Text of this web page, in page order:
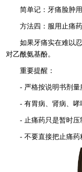
简单记：牙痛脸肿
方法四：服用止痛
如果牙痛实在难以
对乙酰氨基酚。
重要提醒：
- 严格按说明书剂
- 有胃病、肾病、
- 止痛药只是暂时
- 不要直接把止痛